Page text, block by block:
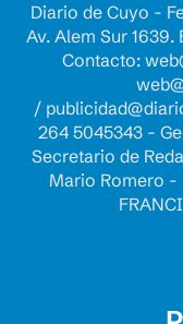
Diario de Cuyo -
Av. Alem Sur
Contacto:
/
264 5045343 -
Secretario de
Mario Romero -